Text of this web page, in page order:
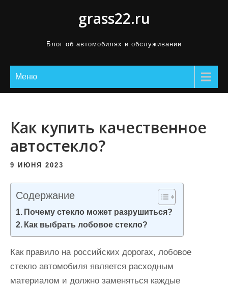
а
grass22.ru
Блог об автомобилях и обслуживании
Меню
Как купить качественное
автостекло?
9 ИЮНЯ 2023
Содержание
Почему стекло может разрушиться?
Как выбрать лобовое стекло?
Как правило на российских дорогах, лобовое
стекло автомобиля является расходным
материалом и должно заменяться каждые